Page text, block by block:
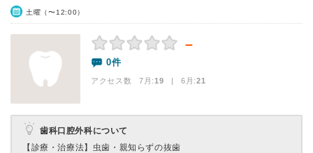
土曜（〜12:00）
－
0件
アクセス数 7月:19 | 6月:21
歯科口腔外科について
【診療・治療法】 虫歯・親知らずの抜歯